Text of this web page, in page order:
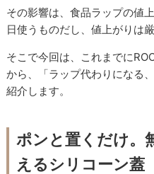
その影響は、食品ラップの値
日使うものだし、値上がりは
そこで今回は、これまでに
から、「ラップ代わりになる
紹介します。
ポンと置くだけ。
えるシリコーン蓋